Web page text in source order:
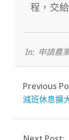
程，交
04
In: 申請農
Previous
減班休息擴